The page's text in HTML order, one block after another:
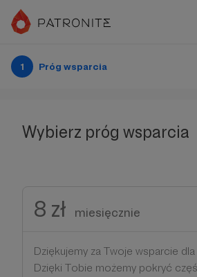
1 Próg wsparcia
Wybierz próg wsparcia
8 zł miesięcznie
Dziękujemy za Twoje wsparcie dla
Dzięki Tobie możemy pokryć